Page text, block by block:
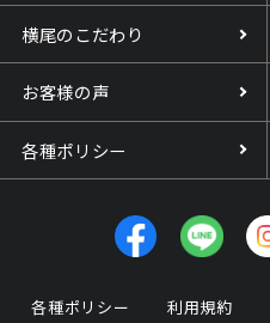
横尾のこだわり
お客様の声
各種ポリシー
各種ポリシー 利用規約